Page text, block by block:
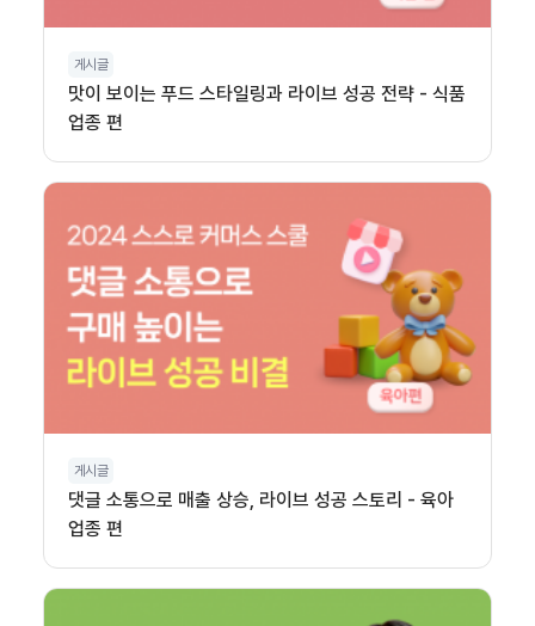
게시글
맛이 보이는 푸드 스타일링과 라이브 성공 전략 - 식품
업종 편
게시글
댓글 소통으로 매출 상승, 라이브 성공 스토리 - 육아
업종 편